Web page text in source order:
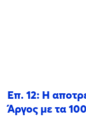
Επ. 12: Η
Άργος με τα